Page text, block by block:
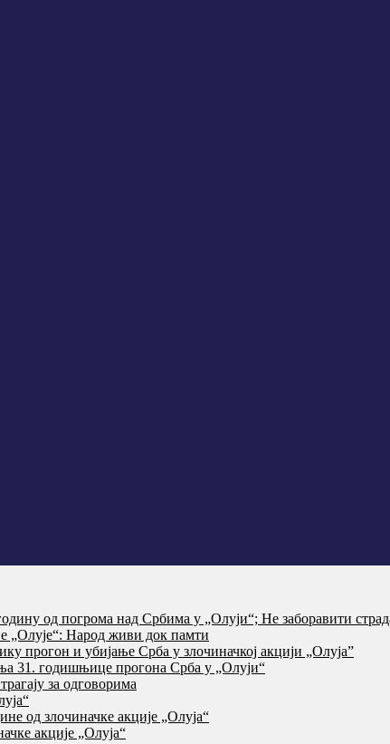
од погрома над Србима у „Олуји“; Не заборавити
„Олује“: Народ живи док памти
прогон и убијање Срба у злочиначкој акцији „Олуја”
31. годишњице прогона Срба у „Олуји“
за одговорима
од злочиначке акције „Олуја“
акције „Олуја“